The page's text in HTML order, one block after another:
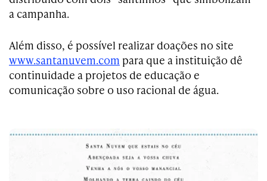
a campanha.
Além disso, é possível realizar doações no site
www.santanuvem.com para que a instituição dê
continuidade a projetos de educação e
comunicação sobre o uso racional de água.